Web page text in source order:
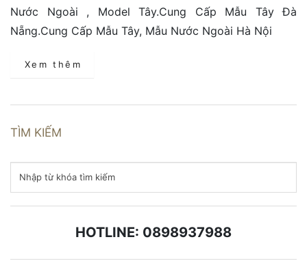
Nước Ngoài , Model Tây.Cung Cấp Mẫu Tây Đà
Nẵng.Cung Cấp Mẫu Tây, Mẫu Nước Ngoài Hà Nội
Xem thêm
TÌM KIẾM
HOTLINE: 0898937988